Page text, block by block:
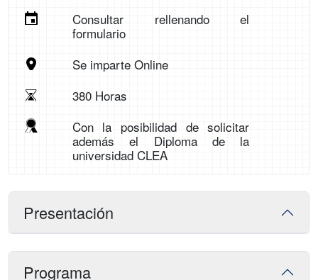
Consultar rellenando el
formulario
Se imparte Online
380 Horas
Con la posibilidad de solicitar
además el Diploma de la
universidad CLEA
Presentación
Programa